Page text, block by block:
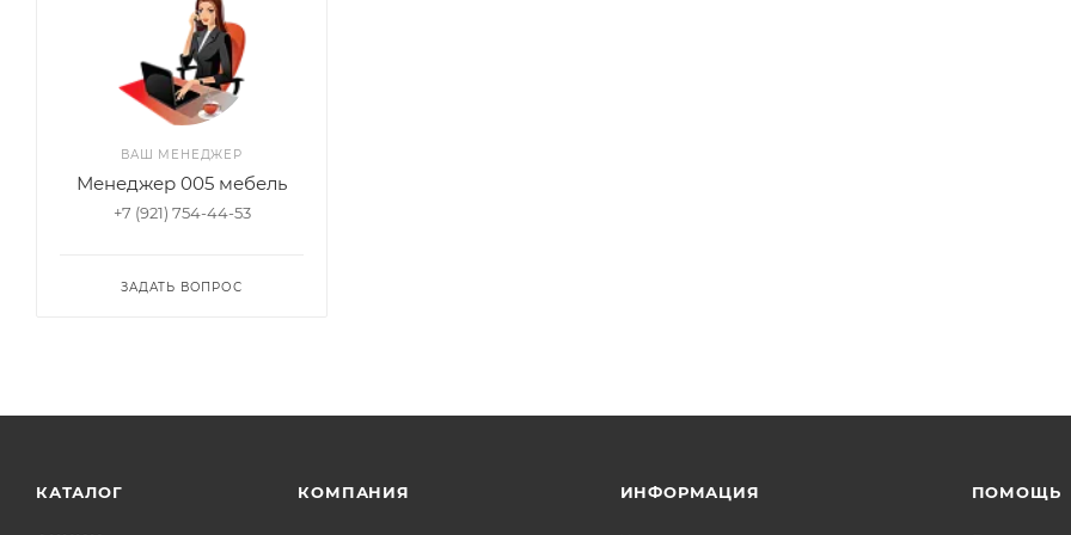
ВАШ МЕНЕДЖЕР
Менеджер 005 мебель
+7 (921) 754-44-53
ЗАДАТЬ ВОПРОС
КАТАЛОГ КОМПАНИЯ ИНФОРМАЦИЯ ПОМОЩЬ